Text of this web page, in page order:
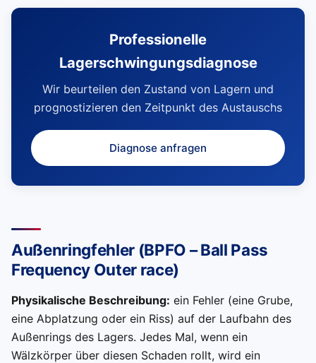
Professionelle
Lagerschwingungsdiagnose
Wir beurteilen den Zustand von Lagern und
prognostizieren den Zeitpunkt des Austauschs
Diagnose anfragen
Außenringfehler (BPFO – Ball Pass
Frequency Outer race)
Physikalische Beschreibung: ein Fehler (eine Grube,
eine Abplatzung oder ein Riss) auf der Laufbahn des
Außenrings des Lagers. Jedes Mal, wenn ein
Wälzkörper über diesen Schaden rollt, wird ein